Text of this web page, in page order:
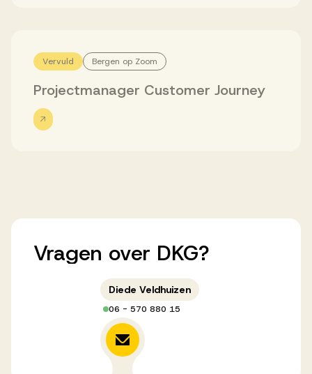
Aanmelden
Vervuld Bergen op Zoom
Projectmanager Customer Journey
Vragen over DKG?
Diede Veldhuizen
06 - 570 880 15